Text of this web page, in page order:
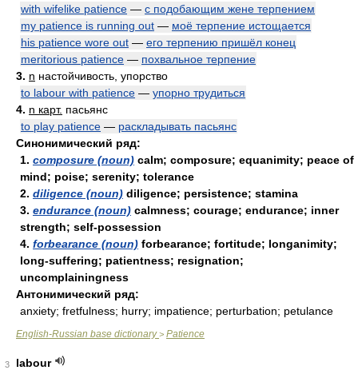
with wifelike patience — с подобающим жене терпением
my patience is running out — моё терпение истощается
his patience wore out — его терпению пришёл конец
meritorious patience — похвальное терпение
3. n настойчивость, упорство
to labour with patience — упорно трудиться
4. n карт. пасьянс
to play patience — раскладывать пасьянс
Синонимический ряд:
1. composure (noun) calm; composure; equanimity; peace of
mind; poise; serenity; tolerance
2. diligence (noun) diligence; persistence; stamina
3. endurance (noun) calmness; courage; endurance; inner
strength; self-possession
4. forbearance (noun) forbearance; fortitude; longanimity;
long-suffering; patientness; resignation;
uncomplainingness
Антонимический ряд:
anxiety; fretfulness; hurry; impatience; perturbation; petulance
English-Russian base dictionary> Patience
3
labour